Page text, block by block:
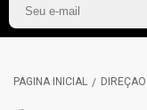
DIREÇÃO